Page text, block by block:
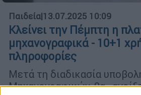
Παιδεία|13.07.2025 10:09
Κλείνει την Πέμπτη η
μηχανογραφικά - 10+1
πληροφορίες
Μετά τη διαδικασία
Μηχανογραφικών, θα